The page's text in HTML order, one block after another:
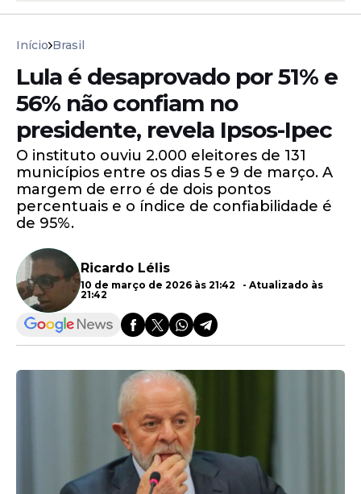
Início Brasil
Lula é desaprovado por 51% e
56% não confiam no
presidente, revela Ipsos-Ipec
O instituto ouviu 2.000 eleitores de 131
municípios entre os dias 5 e 9 de março. A
margem de erro é de dois pontos
percentuais e o índice de confiabilidade é
de 95%.
Ricardo Lélis
10 de março de 2026 às 21:42 - Atualizado às
21:42